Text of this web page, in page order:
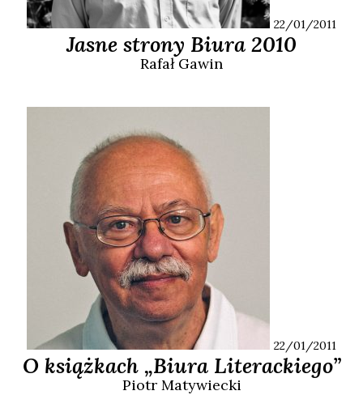
22/01/2011
Jasne strony Biura 2010
RafałGawin
22/01/2011
O książkach „Biura Literackiego”
PiotrMatywiecki